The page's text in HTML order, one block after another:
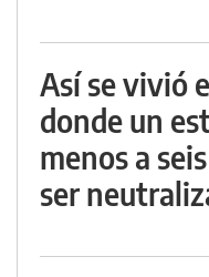
Así se vivió
donde un
menos a
ser